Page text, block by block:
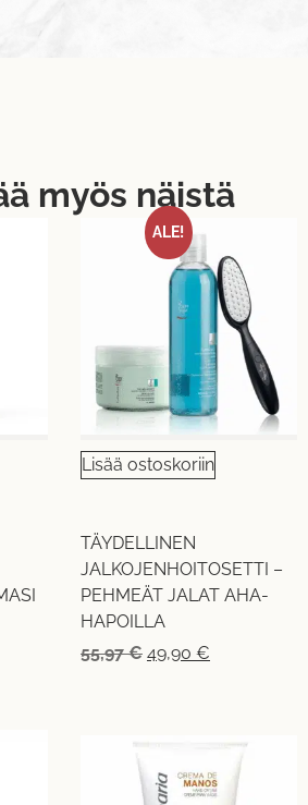
myös näistä
ALE!
Lisää ostoskoriin
TÄYDELLINEN
JALKOJENHOITOSETTI –
PEHMEÄT JALAT AHA-
HAPOILLA
55,97€ 49,90 €